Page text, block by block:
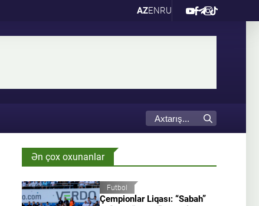
AZENRU
Ən çox oxunanlar
Futbol
Çempionlar Liqası: “Sabah”